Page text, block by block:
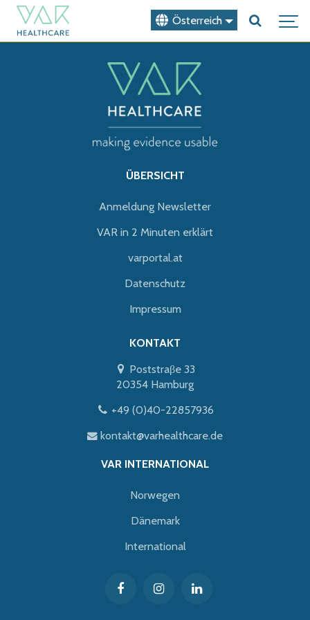
Österreich
ÜBERSICHT
Anmeldung Newsletter
VAR in 2 Minuten erklärt
varportal.at
Datenschutz
Impressum
KONTAKT
Poststraβe 33
20354 Hamburg
+49 (0)40-22857936
kontakt@varhealthcare.de
VAR INTERNATIONAL
Norwegen
Dänemark
International